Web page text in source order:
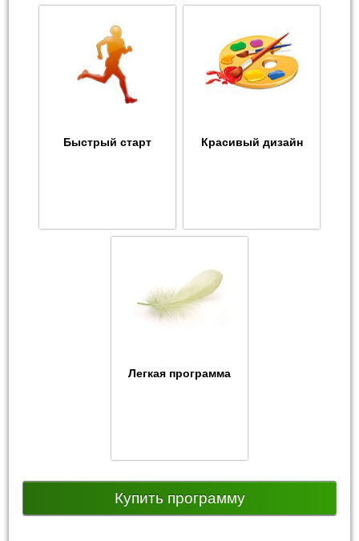
Быстрый старт Красивый дизайн
Легкая программа
Купить программу